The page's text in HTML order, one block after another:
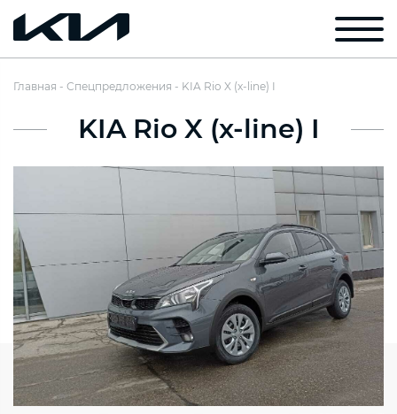
Главная Спецпредложения KIA Rio X (x-line) I
KIA Rio X (x-line) I